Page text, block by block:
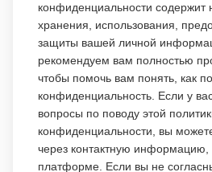
конфиденциальности содержит
хранения, использования,
защиты вашей личной
рекомендуем вам полностью
чтобы помочь вам понять, как
конфиденциальность. Если у
вопросы по поводу этой
конфиденциальности, вы
через контактную информацию,
платформе. Если вы не